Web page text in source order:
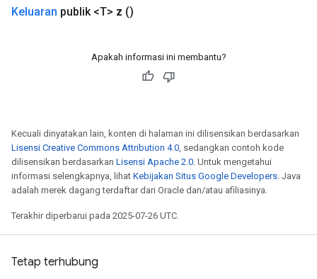
Keluaran publik <T> z ()
Apakah informasi ini membantu?
Kecuali dinyatakan lain, konten di halaman ini dilisensikan berdasarkan
Lisensi Creative Commons Attribution 4.0, sedangkan contoh kode
dilisensikan berdasarkan Lisensi Apache 2.0. Untuk mengetahui
informasi selengkapnya, lihat Kebijakan Situs Google Developers. Java
adalah merek dagang terdaftar dari Oracle dan/atau afiliasinya.
Terakhir diperbarui pada 2025-07-26 UTC.
Tetap terhubung